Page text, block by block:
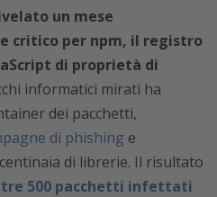
un mese
critico per npm, il registro
di proprietà di
informatici mirati ha
dei pacchetti,
di phishing e
di librerie. Il risultato
500 pacchetti infettati